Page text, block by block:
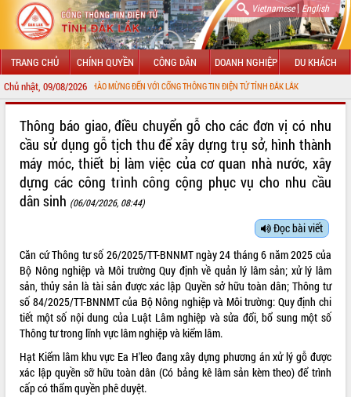
Vietnamese| English
TRANG CHỦ CHÍNH QUYỀN CÔNG DÂN DOANH NGHIỆP DU KHÁCH
Chủ nhật, 09/08/2026CHÀO MỪNG ĐẾN VỚI CỔNG THÔNG TIN ĐIỆN TỬ TỈNH ĐẮK LẮK
LÃNH ĐẠO UBND TỈNH
TIN TỨC SỰ KIỆN
SỞ, BAN, NGÀNH
THÔNG TIN CHỈ ĐẠO ĐIỀU HÀNH
HỆ THỐNG VĂN BẢN
VĂN BẢN HĐND TỈNH
ĐIỂM TIN VĂN BẢN
Thông báo giao, điều chuyển gỗ cho các đơn vị có nhu
cầu sử dụng gỗ tịch thu để xây dựng trụ sở, hình thành
máy móc, thiết bị làm việc của cơ quan nhà nước, xây
dựng các công trình công cộng phục vụ cho nhu cầu
dân sinh (06/04/2026, 08:44)
Đọc bài viết
Căn cứ Thông tư số 26/2025/TT-BNNMT ngày 24 tháng 6 năm 2025 của
Bộ Nông nghiệp và Môi trường Quy định về quản lý lâm sản; xử lý lâm
sản, thủy sản là tài sản được xác lập Quyền sở hữu toàn dân; Thông tư
số 84/2025/TT-BNNMT của Bộ Nông nghiệp và Môi trường: Quy định chi
tiết một số nội dung của Luật Lâm nghiệp và sửa đổi, bổ sung một số
Thông tư trong lĩnh vực lâm nghiệp và kiểm lâm.
Hạt Kiểm lâm khu vực Ea H'leo đang xây dựng phương án xử lý gỗ được
xác lập quyền sỡ hữu toàn dân (Có bảng kê lâm sản kèm theo) để trình
cấp có thẩm quyền phê duyệt.